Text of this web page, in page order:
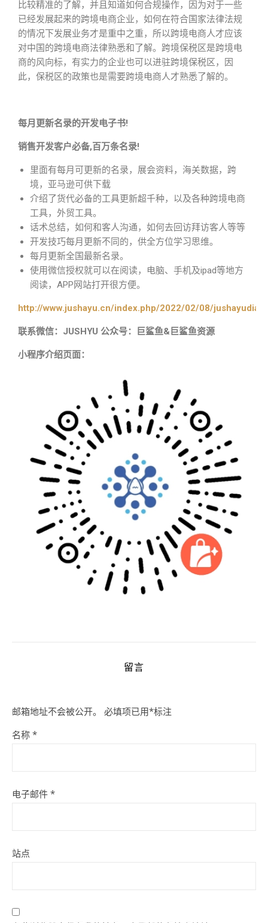
比较精准的了解，并且知道如何合规操作，因为对于一些
已经发展起来的跨境电商企业，如何在符合国家法律法规
的情况下发展业务才是重中之重，所以跨境电商人才应该
对中国的跨境电商法律熟悉和了解。跨境保税区是跨境电
商的风向标，有实力的企业也可以进驻跨境保税区，因
此，保税区的政策也是需要跨境电商人才熟悉了解的。
每月更新名录的开发电子书!
销售开发客户必备,百万条名录!
里面有每月可更新的名录，展会资料，海关数据，跨
境，亚马逊可供下载
介绍了货代必备的工具更新超千种，以及各种跨境电商
工具，外贸工具。
话术总结，如何和客人沟通，如何去回访拜访客人等等
开发技巧每月更新不同的，供全方位学习思维。
每月更新全国最新名录。
使用微信授权就可以在阅读，电脑、手机及ipad等地方
阅读，APP网站打开很方便。
http://www.jushayu.cn/index.php/2022/02/08/
联系微信：JUSHYU 公众号：巨鲨鱼&巨鲨鱼资源
小程序介绍页面：
留言
邮箱地址不会被公开。 必填项已用*标注
名称 *
电子邮件 *
站点